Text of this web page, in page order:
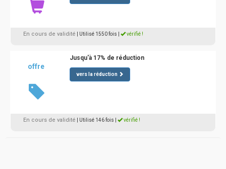
En cours de validité | Utilisé 1550 fois vérifié !
offre
Jusqu'à 17% de réduction
vers la réduction
En cours de validité | Utilisé 146 fois vérifié !